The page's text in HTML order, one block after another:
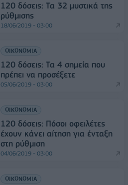
120 δόσεις: Τα 32 μυστικά της
ρύθμισης
18/06/2019 - 03:00
ΟΙΚΟΝΟΜΙΑ
120 δόσεις: Τα 4 σημεία που
πρέπει να προσέξετε
05/06/2019 - 03:00
ΟΙΚΟΝΟΜΙΑ
120 δόσεις: Πόσοι οφειλέτες
έχουν κάνει αίτηση για ένταξη
στη ρύθμιση
04/06/2019 - 03:00
ΟΙΚΟΝΟΜΙΑ